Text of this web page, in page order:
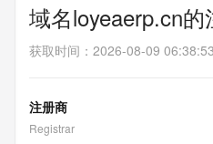
域名loyeaerp.cn的
获取时间 ： 2026-08-09 06:38:53
注册商
Registrar